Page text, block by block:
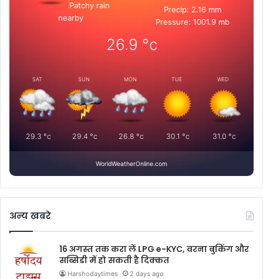
Patchy rain
nearby
Precip: 2.16 mm
Pressure: 1001.9 mb
26.9 °c
SAT
29.3 °c
SUN
29.4 °c
MON
26.8 °c
TUE
30.1 °c
WED
31.0 °c
WorldWeatherOnline.com
अन्य खबरे
16 अगस्त तक करा लें LPG e-KYC, वरना बुकिंग और
सब्सिडी में हो सकती है दिक्कत
Harshodaytimes 2 days ago